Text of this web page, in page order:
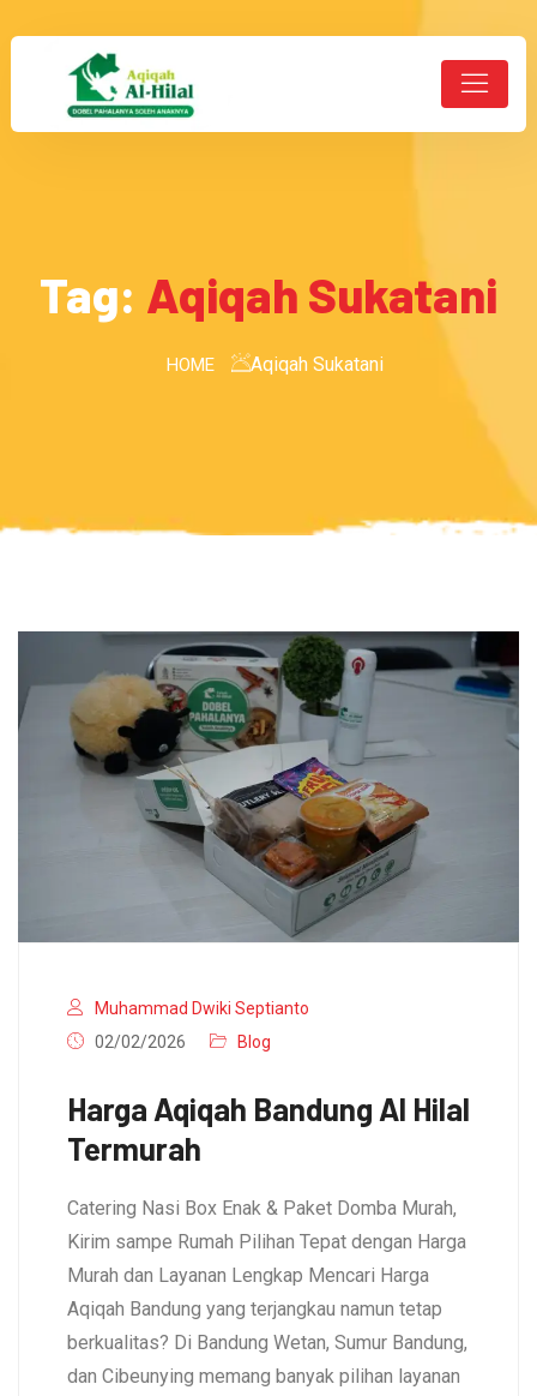
Tag: Aqiqah Sukatani
HOME Aqiqah Sukatani
Muhammad Dwiki Septianto
02/02/2026
Blog
Harga Aqiqah Bandung Al Hilal
Termurah
Catering Nasi Box Enak & Paket Domba Murah,
Kirim sampe Rumah Pilihan Tepat dengan Harga
Murah dan Layanan Lengkap Mencari Harga
Aqiqah Bandung yang terjangkau namun tetap
berkualitas? Di Bandung Wetan, Sumur Bandung,
dan Cibeunying memang banyak pilihan layanan